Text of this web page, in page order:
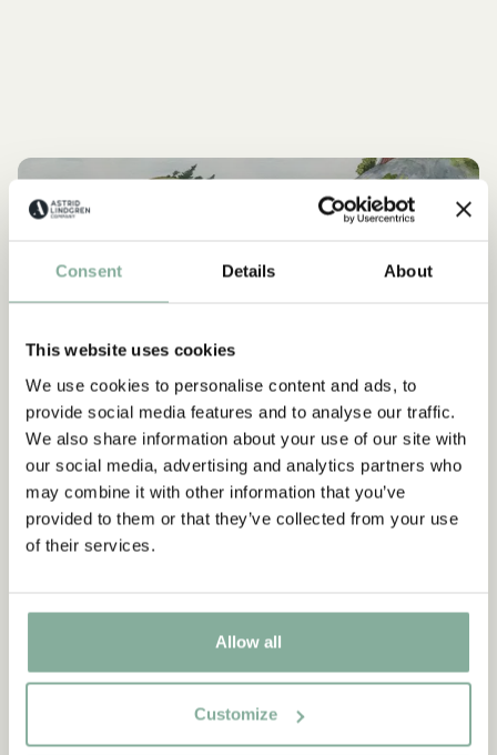
Consent Details About
This website uses cookies
We use cookies to personalise content and ads, to
provide social media features and to analyse our traffic.
We also share information about your use of our site with
our social media, advertising and analytics partners who
may combine it with other information that you’ve
provided to them or that they’ve collected from your use
of their services.
Allow all
Customize
Alles Über Saltkrokan
MEHR SALTKROKAN